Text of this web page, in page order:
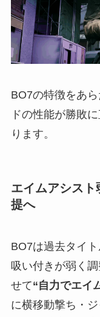
BO7の特徴をあ
ドの性能が勝敗
ります。
エイムアシス
提へ
BO7は過去タイ
吸い付きが弱く
せて“自力でエイ
に横移動撃ち・